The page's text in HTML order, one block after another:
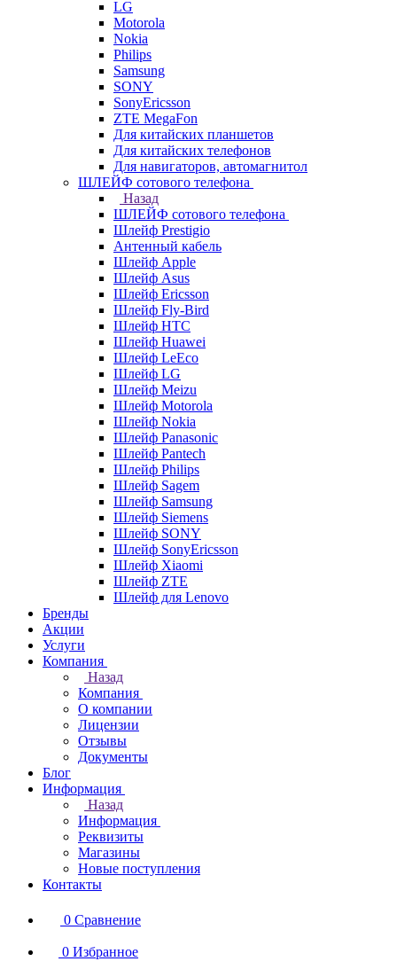
LG
Motorola
Nokia
Philips
Samsung
SONY
SonyEricsson
ZTE MegaFon
Для китайских планшетов
Для китайских телефонов
Для навигаторов, автомагнитол
ШЛЕЙФ сотового телефона
Назад
ШЛЕЙФ сотового телефона
Шлейф Prestigio
Антенный кабель
Шлейф Apple
Шлейф Asus
Шлейф Ericsson
Шлейф Fly-Bird
Шлейф HTC
Шлейф Huawei
Шлейф LeEco
Шлейф LG
Шлейф Meizu
Шлейф Motorola
Шлейф Nokia
Шлейф Panasonic
Шлейф Pantech
Шлейф Philips
Шлейф Sagem
Шлейф Samsung
Шлейф Siemens
Шлейф SONY
Шлейф SonyEricsson
Шлейф Xiaomi
Шлейф ZTE
Шлейф для Lenovo
Бренды
Акции
Услуги
Компания
Назад
Компания
О компании
Лицензии
Отзывы
Документы
Блог
Информация
Назад
Информация
Реквизиты
Магазины
Новые поступления
Контакты
0 Сравнение
0 Избранное